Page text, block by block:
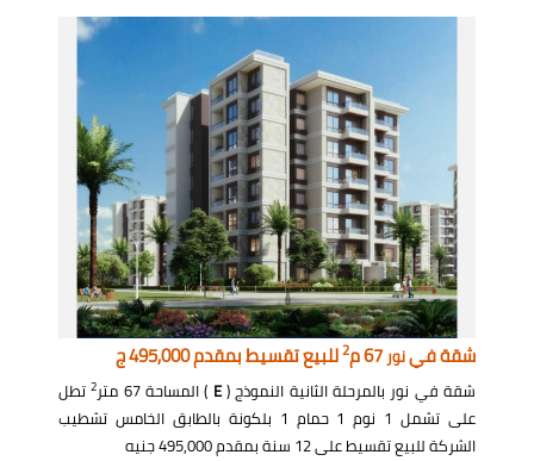
شقة فينور 2للبيع تقسيط بمقدم 495,000 ج
شقة في نور بالمرحلة الثانية النموذج (E ) المساحة 67 متر 2تطل
على تشمل 1 نوم 1 حمام 1 بلكونة بالطابق الخامس تشطيب
الشركة للبيع تقسيط على 12 سنة بمقدم 495,000 جنيه